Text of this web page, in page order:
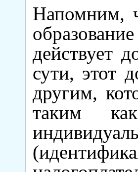
Напомним,
действует
сути, этот
другим,
таким